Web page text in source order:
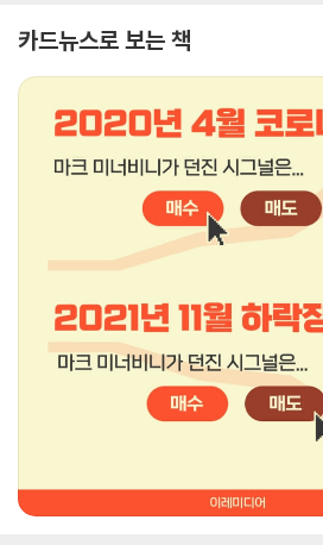
카드뉴스로 보는 책